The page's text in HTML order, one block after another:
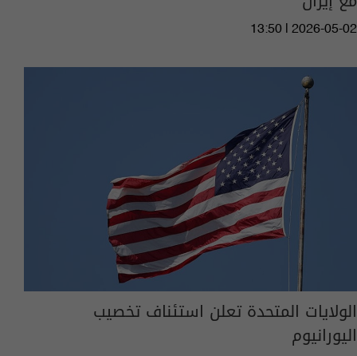
13:50 | 2026-05-02
الولايات المتحدة تعلن استئناف تخصيب
اليورانيوم